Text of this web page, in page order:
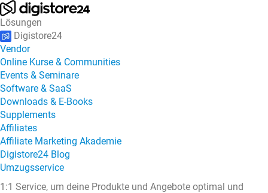
Lösungen
Digistore24
Vendor
Online Kurse & Communities
Events & Seminare
Software & SaaS
Downloads & E-Books
Supplements
Affiliates
Affiliate Marketing Akademie
Digistore24 Blog
Umzugsservice
1:1 Service, um deine Produkte und Angebote optimal und